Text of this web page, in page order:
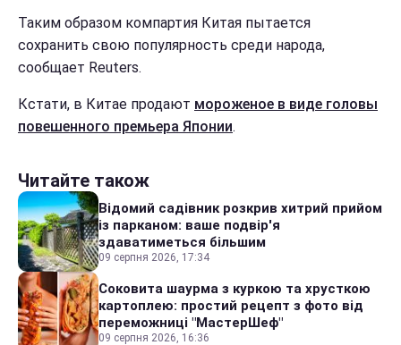
Таким образом компартия Китая пытается
сохранить свою популярность среди народа,
сообщает Reuters.
Кстати, в Китае продают мороженое в виде головы
повешенного премьера Японии.
Читайте також
Відомий садівник розкрив хитрий прийом
із парканом: ваше подвір'я
здаватиметься більшим
09 серпня 2026, 17:34
Соковита шаурма з куркою та хрусткою
картоплею: простий рецепт з фото від
переможниці "МастерШеф"
09 серпня 2026, 16:36